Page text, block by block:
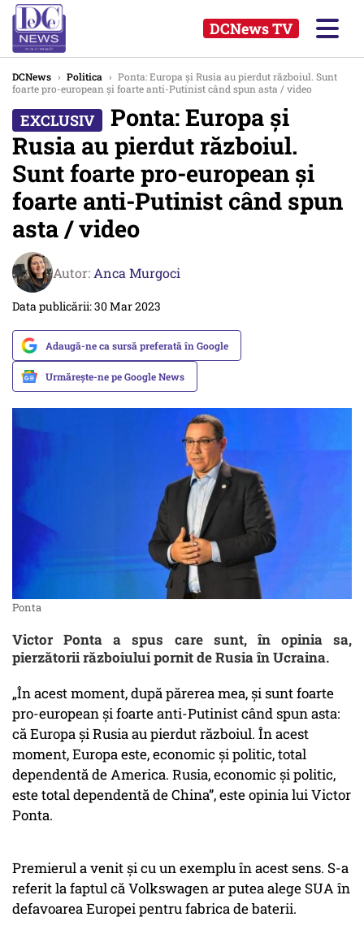
DCNews TV
DCNews › Politica › Ponta: Europa și Rusia au pierdut războiul. Sunt
foarte pro-european și foarte anti-Putinist când spun asta / video
Ponta: Europa și
Rusia au pierdut războiul.
Sunt foarte pro-european și
foarte anti-Putinist când spun
asta / video
Autor: Anca Murgoci
Data publicării: 30 Mar 2023
Adaugă-ne ca sursă preferată în Google
Urmărește-ne pe Google News
Ponta
Victor Ponta a spus care sunt, în opinia sa,
pierzătorii războiului pornit de Rusia în Ucraina.
„În acest moment, după părerea mea, și sunt foarte
pro-european și foarte anti-Putinist când spun asta:
că Europa și Rusia au pierdut războiul. În acest
moment, Europa este, economic și politic, total
dependentă de America. Rusia, economic și politic,
este total dependentă de China”, este opinia lui Victor
Ponta.
Premierul a venit și cu un exemplu în acest sens. S-a
referit la faptul că Volkswagen ar putea alege SUA în
defavoarea Europei pentru fabrica de baterii.